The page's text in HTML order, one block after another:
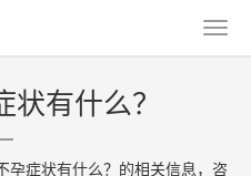
有什么？
孕症状有什么？的相关信息，咨